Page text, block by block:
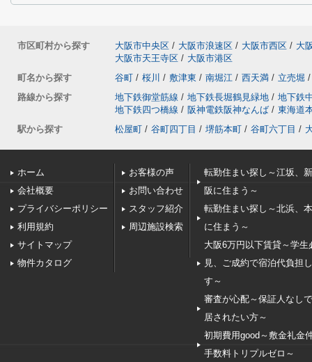
市区町村から探す 大阪市中央区 / 大阪市浪速区 / 大阪市西区 / 大
大阪市天王寺区 / 大阪市港区
町名から探す
谷町 / 桜川 / 敷津東 / 南堀江 / 西天満 / 立売堀 /
路線から探す
地下鉄御堂筋線 / 地下鉄長堀鶴見緑地 / 地下鉄
地下鉄四つ橋線 / 阪神電鉄阪神なんば / 東海道
駅から探す
松屋町 / 谷町四丁目 / 堺筋本町 / 谷町六丁目 /
ホーム
会社概要
プライバシーポリシー
利用規約
サイトマップ
物件カタログ
お客様の声
お問い合わせ
スタッフ紹介
周辺施設検索
転勤住まい探し～江坂、
阪に住まう～
転勤住まい探し～北浜、
に住まう～
大阪6万円以下賃貸～学生
見、ご成約で宿泊代負担
す～
審査が心配～保証人なし
居されたい方～
初期費用good～敷金礼金
手数料トリプルゼロ～